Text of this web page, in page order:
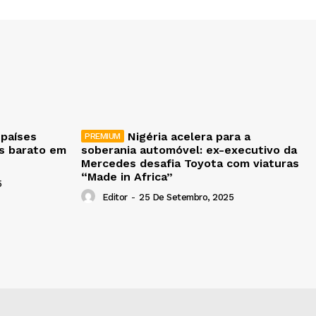
barato em
Nigéria acelera para a
soberania automóvel: ex-executivo da
Mercedes desafia Toyota com viaturas
“Made in Africa”
Editor - 25 De Setembro, 2025